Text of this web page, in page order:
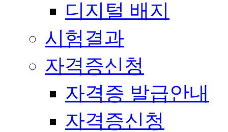
디지털 배지
시험결과
자격증신청
자격증 발급안내
자격증신청